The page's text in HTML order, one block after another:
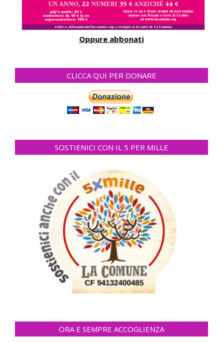
Oppure abbonati
CLICCA QUI PER DONARE
SOSTIENICI CON IL 5 PER MILLE
ORA E SEMPRE ACCOGLIENZA